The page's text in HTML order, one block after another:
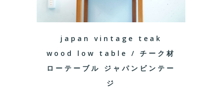
japan vintage teak
wood low table / チーク材
ローテーブル ジャパンビンテー
ジ